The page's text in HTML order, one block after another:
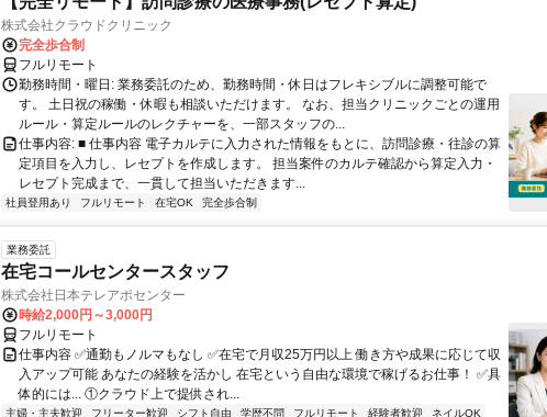
株式会社クラウドクリニック
完全歩合制
フルリモート
勤務時間・曜日: 業務委託のため、勤務時間・休日はフレキシブルに調整可能で
す。 土日祝の稼働・休暇も相談いただけます。 なお、担当クリニックごとの運用
ルール・算定ルールのレクチャーを、一部スタッフの...
仕事内容: ■ 仕事内容 電子カルテに入力された情報をもとに、訪問診療・往診の算
定項目を入力し、レセプトを作成します。 担当案件のカルテ確認から算定入力・
レセプト完成まで、一貫して担当いただきます...
社員登用あり フルリモート 在宅OK 完全歩合制
業務委託
在宅コールセンタースタッフ
株式会社日本テレアポセンター
時給2,000円～3,000円
フルリモート
仕事内容 ✅通勤もノルマもなし ✅在宅で月収25万円以上 働き方や成果に応じて収
入アップ可能 あなたの経験を活かし 在宅という自由な環境で稼げるお仕事！ ✅具
体的には... ①クラウド上で提供され...
主婦・主夫歓迎 フリーター歓迎 シフト自由 学歴不問 フルリモート 経験者歓迎
ネイルOK